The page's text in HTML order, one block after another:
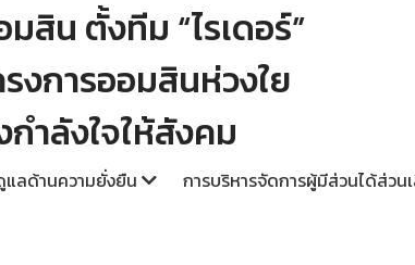
มสิน ตั้งทีม “ไรเดอร์”
รงการออมสินห่วงใย
กำลังใจให้สังคม
แลด้านความยั่งยืน การบริหารจัดการผู้มีส่วนได้ส่วน